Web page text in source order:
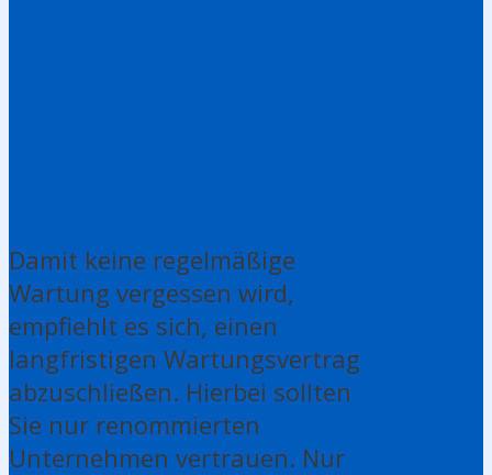
Damit keine regelmäßige
Wartung vergessen wird,
empfiehlt es sich, einen
langfristigen Wartungsvertrag
abzuschließen. Hierbei sollten
Sie nur renommierten
Unternehmen vertrauen. Nur